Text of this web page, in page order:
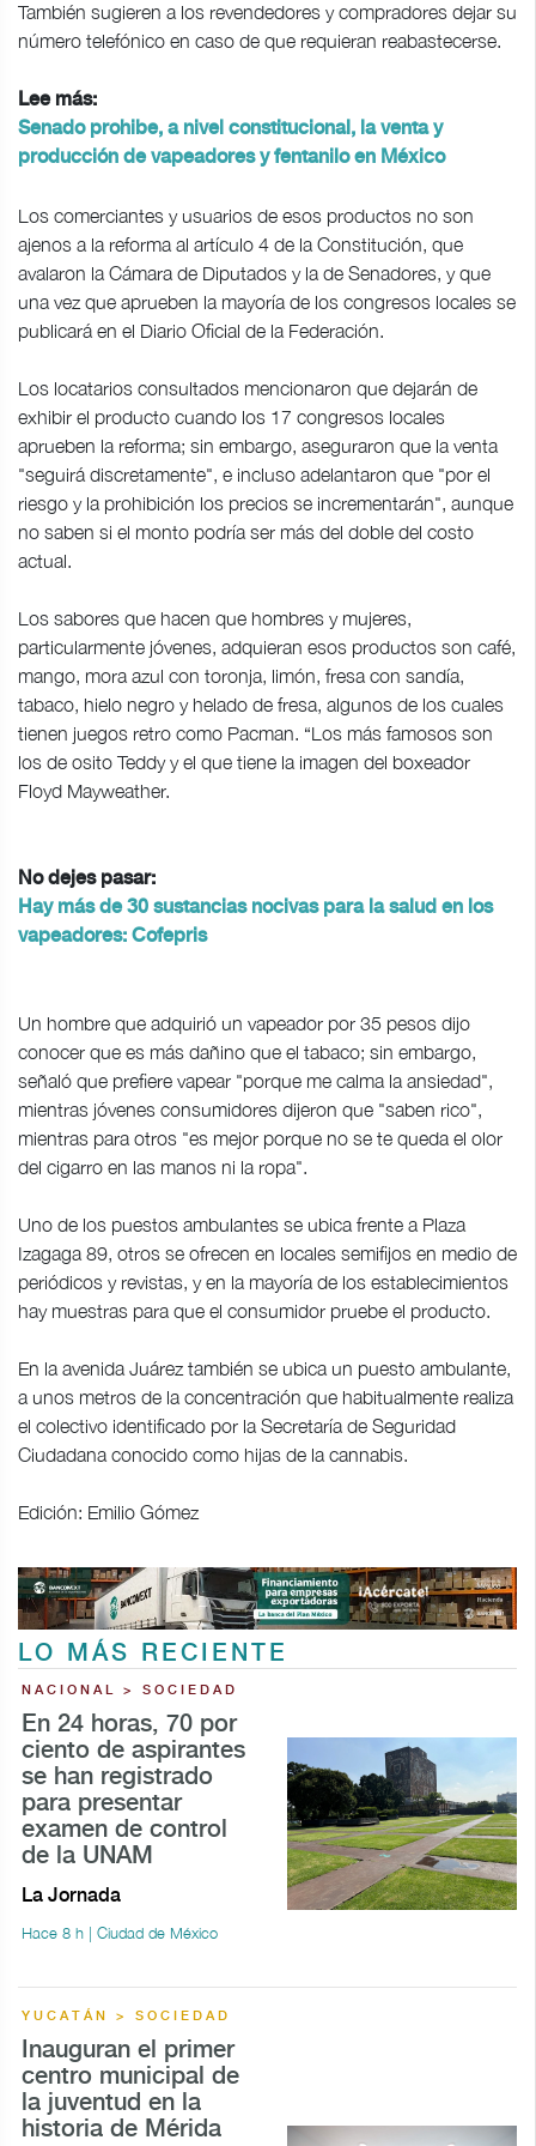
También sugieren a los revendedores y compradores dejar su
número telefónico en caso de que requieran reabastecerse.
Lee más:
Senado prohibe, a nivel constitucional, la venta y
producción de vapeadores y fentanilo en México
Los comerciantes y usuarios de esos productos no son
ajenos a la reforma al artículo 4 de la Constitución, que
avalaron la Cámara de Diputados y la de Senadores, y que
una vez que aprueben la mayoría de los congresos locales se
publicará en el Diario Oficial de la Federación.
Los locatarios consultados mencionaron que dejarán de
exhibir el producto cuando los 17 congresos locales
aprueben la reforma; sin embargo, aseguraron que la venta
"seguirá discretamente", e incluso adelantaron que "por el
riesgo y la prohibición los precios se incrementarán", aunque
no saben si el monto podría ser más del doble del costo
actual.
Los sabores que hacen que hombres y mujeres,
particularmente jóvenes, adquieran esos productos son café,
mango, mora azul con toronja, limón, fresa con sandía,
tabaco, hielo negro y helado de fresa, algunos de los cuales
tienen juegos retro como Pacman. “Los más famosos son
los de osito Teddy y el que tiene la imagen del boxeador
Floyd Mayweather.
No dejes pasar:
Hay más de 30 sustancias nocivas para la salud en los
vapeadores: Cofepris
Un hombre que adquirió un vapeador por 35 pesos dijo
conocer que es más dañino que el tabaco; sin embargo,
señaló que prefiere vapear "porque me calma la ansiedad",
mientras jóvenes consumidores dijeron que "saben rico",
mientras para otros "es mejor porque no se te queda el olor
del cigarro en las manos ni la ropa".
Uno de los puestos ambulantes se ubica frente a Plaza
Izagaga 89, otros se ofrecen en locales semifijos en medio de
periódicos y revistas, y en la mayoría de los establecimientos
hay muestras para que el consumidor pruebe el producto.
En la avenida Juárez también se ubica un puesto ambulante,
a unos metros de la concentración que habitualmente realiza
el colectivo identificado por la Secretaría de Seguridad
Ciudadana conocido como hijas de la cannabis.
Edición: Emilio Gómez
LO MÁS RECIENTE
NACIONAL > SOCIEDAD
En 24 horas, 70 por
ciento de aspirantes
se han registrado
para presentar
examen de control
de la UNAM
La Jornada
Hace 8 h | Ciudad de México
YUCATÁN > SOCIEDAD
Inauguran el primer
centro municipal de
la juventud en la
historia de Mérida